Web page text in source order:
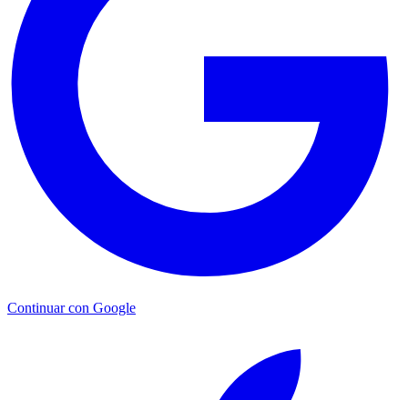
Continuar con Google